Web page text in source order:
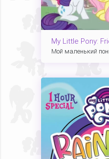
My Little Pony:
Мой маленький